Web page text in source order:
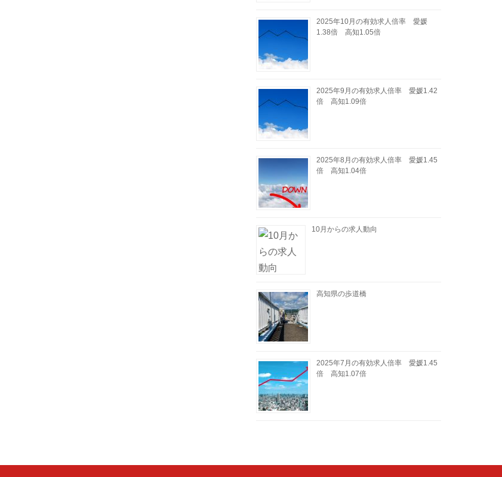
2025年10月の有効求人倍率 愛媛
1.38倍 高知1.05倍
2025年9月の有効求人倍率 愛媛1.42
倍 高知1.09倍
2025年8月の有効求人倍率 愛媛1.45
倍 高知1.04倍
10月からの求人動向
高知県の歩道橋
2025年7月の有効求人倍率 愛媛1.45
倍 高知1.07倍